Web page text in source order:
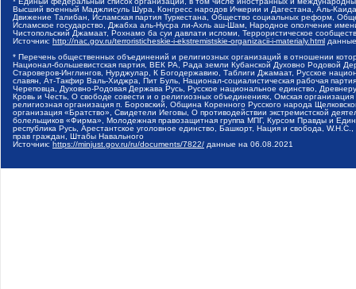
Высший военный Маджлисуль Шура, Конгресс народов Ичкерии и Дагестана, Аль-
Движение Талибан, Исламская партия Туркестана, Общество социальных реформ,
Исламское государство, Джабха аль-Нусра ли-Ахль аш-Шам, Народное ополчение
Чистопольский Джамаат, Рохнамо ба суи давлати исломи, Террористическое
Источник: http://nac.gov.ru/terroristicheskie-i-ekstremistskie-organizacii-i-materialy.html
* Перечень общественных объединений и религиозных организаций в отношении
Национал-большевистская партия, ВЕК РА, Рада земли Кубанской Духовно Родовой
Староверов-Инглингов, Нурджулар, К Богодержавию, Таблиги Джамаат, Русское
славян, Ат-Такфир Валь-Хиджра, Пит Буль, Национал-социалистическая рабочая
Череповца, Духовно-Родовая Держава Русь, Русское национальное единство,
Кровь и Честь, О свободе совести и о религиозных объединениях, Омская
религиозная организация п. Боровский, Община Коренного Русского народа
организация «Братство», Свидетели Иеговы, О противодействии экстремистской
болельщиков «Фирма», Молодежная правозащитная группа МПГ, Курсом Правды и
республика Русь, Арестантское уголовное единство, Башкорт, Нация и свобода,
прав граждан, Штабы Навального
Источник: https://minjust.gov.ru/ru/documents/7822/ данные на 06.08.2021